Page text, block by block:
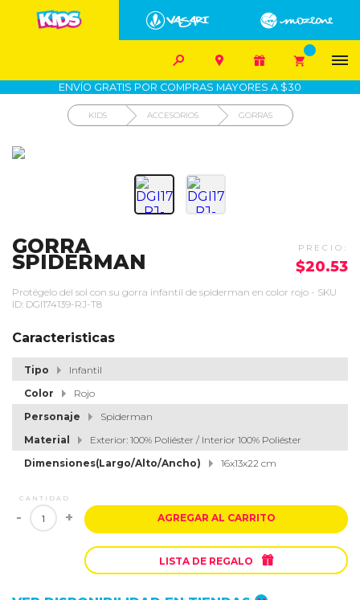
 
   
1700-VASARI (827274) MIS PEDIDOS
COMO COMPRAR DEVOLUCIÓN SIN COSTO
ENVÍO GRATIS POR COMPRAS MAYORES A $30
KIDS ACCESORIOS GORRAS
GORRA
SPIDERMAN $20.53
Protégelo del sol con su gorra infantil de spiderman en color rojo - SKU
ID: DGI174139-RJ-T8
Caracteristicas
Tipo
Infantil
Color
Rojo
Personaje
Spiderman
Material
Exterior: 100% Poliéster / Interior 100% Poliéster
Dimensiones(Largo/Alto/Ancho)
16x13x22 cm
CANTIDAD
- + AGREGAR AL CARRITO
LISTA DE REGALO 